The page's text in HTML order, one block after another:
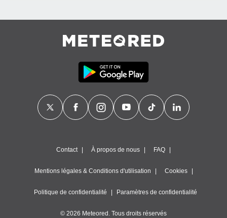
Contact À propos de nous FAQ
Mentions légales & Conditions d'utilisation Cookies
Politique de confidentialité Paramètres de confidentialité
© 2026 Meteored. Tous droits réservés